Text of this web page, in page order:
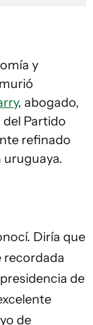
y
, abogado,
Partido
refinado
uruguaya.
Diría que
recordada
de
de